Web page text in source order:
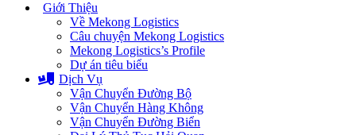
Giới Thiệu
Về Mekong Logistics
Câu chuyện Mekong Logistics
Mekong Logistics’s Profile
Dự án tiêu biểu
Dịch Vụ
Vận Chuyển Đường Bộ
Vận Chuyển Hàng Không
Vận Chuyển Đường Biển